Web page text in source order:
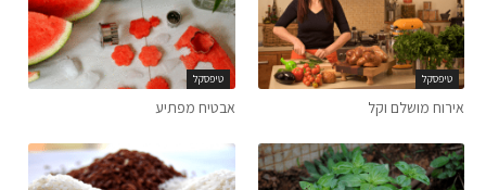
טיפסקל
אירוח מושלם וקל
טיפסקל
אבטיח מפתיע